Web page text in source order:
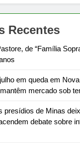
Recentes
de “Família
em queda em
mercado sob
presídios de Minas
debate sobre